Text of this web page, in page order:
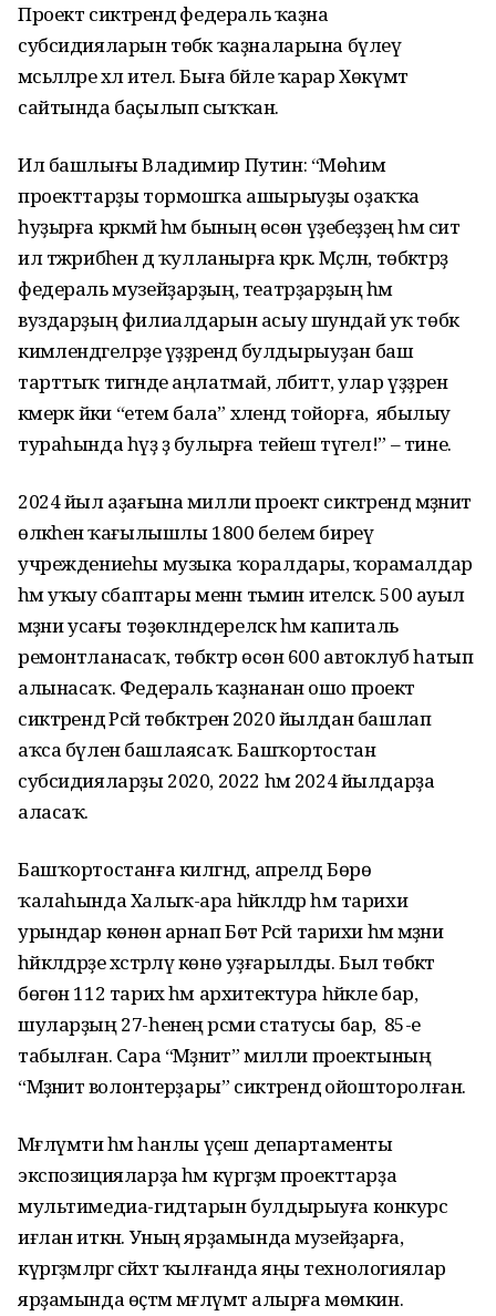
Проект сиктәрендә федераль ҡаҙна
субсидияларын төбәк ҡаҙналарына бүлеү
мәсьәләләре хәл ителә. Быға бәйле ҡарар Хөкүмәт
сайтында баҫылып сыҡҡан.
Ил башлығы Владимир Путин: “Мөһим
проекттарҙы тормошҡа ашырыуҙы оҙаҡҡа
һуҙырға кәрәкмәй һәм бының өсөн үҙебеҙҙең һәм сит
ил тәжрибәһен дә ҡулланырға кәрәк. Мәҫәлән, төбәктәрҙә
федераль музейҙарҙың, театрҙарҙың һәм
вуздарҙың филиалдарын асыу шундай уҡ төбәк
кимәлендәгеләрҙе үҙҙәрендә булдырыуҙан баш
тарттыҡ тигәнде аңлатмай, әлбиттә, улар үҙҙәрен
кәмерәк йәки “етем бала” хәлендә тойорға, ә ябылыу
тураһында һүҙ ҙә булырға тейеш түгел!” – тине.
2024 йыл аҙағына милли проект сиктәрендә мәҙәниәт
өлкәһенә ҡағылышлы 1800 белем биреү
учреждениеһы музыка ҡоралдары, ҡорамалдар
һәм уҡыу әсбаптары менән тәьмин ителәсәк. 500 ауыл
мәҙәни усағы төҙөкләндереләсәк һәм капиталь
ремонтланасаҡ, төбәктәр өсөн 600 автоклуб һатып
алынасаҡ. Федераль ҡаҙнанан ошо проект
сиктәрендә Рәсәй төбәктәренә 2020 йылдан башлап
аҡса бүленә башлаясаҡ. Башҡортостан
субсидияларҙы 2020, 2022 һәм 2024 йылдарҙа
аласаҡ.
Башҡортостанға килгәндә, апрелдә Бөрө
ҡалаһында Халыҡ-ара һәйкәлдәр һәм тарихи
урындар көнөнә арнап Бөтә Рәсәй тарихи һәм мәҙәни
һәйкәлдәрҙе хәстәрләү көнө уҙғарылды. Был төбәктә
бөгөн 112 тарих һәм архитектура һәйкәле бар,
шуларҙың 27-һенең рәсми статусы бар, ә 85-е
табылған. Сара “Мәҙәниәт” милли проектының
“Мәҙәниәт волонтерҙары” сиктәрендә ойошторолған.
Мәғлүмәти һәм һанлы үҫеш департаменты
экспозицияларҙа һәм күргәҙмә проекттарҙа
мультимедиа-гидтарын булдырыуға конкурс
иғлан иткән. Уның ярҙамында музейҙарға,
күргәҙмәләргә сәйәхәт ҡылғанда яңы технологиялар
ярҙамында өҫтәмә мәғлүмәт алырға мөмкин.